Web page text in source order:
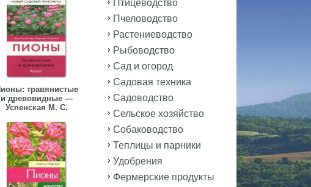
травянистые
и древовидные —
Успенская М. С.
Птицеводство
Пчеловодство
Растениеводство
Рыбоводство
Сад и огород
Садовая техника
Садоводство
Сельское хозяйство
Собаководство
Теплицы и парники
Удобрения
Фермерские продукты